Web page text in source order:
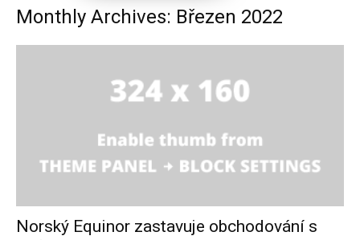
Monthly Archives: Březen 2022
Norský Equinor zastavuje obchodování s